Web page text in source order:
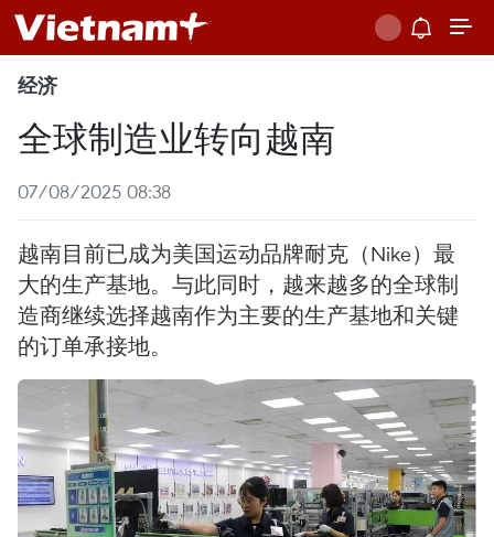
经济
全球制造业转向越南
07/08/2025 08:38
越南目前已成为美国运动品牌耐克（Nike）最
大的生产基地。与此同时，越来越多的全球制
造商继续选择越南作为主要的生产基地和关键
的订单承接地。